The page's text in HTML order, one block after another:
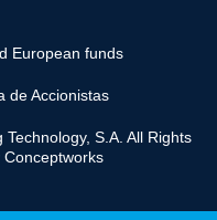
European funds
de Accionistas
S.A. All Rights
Conceptworks